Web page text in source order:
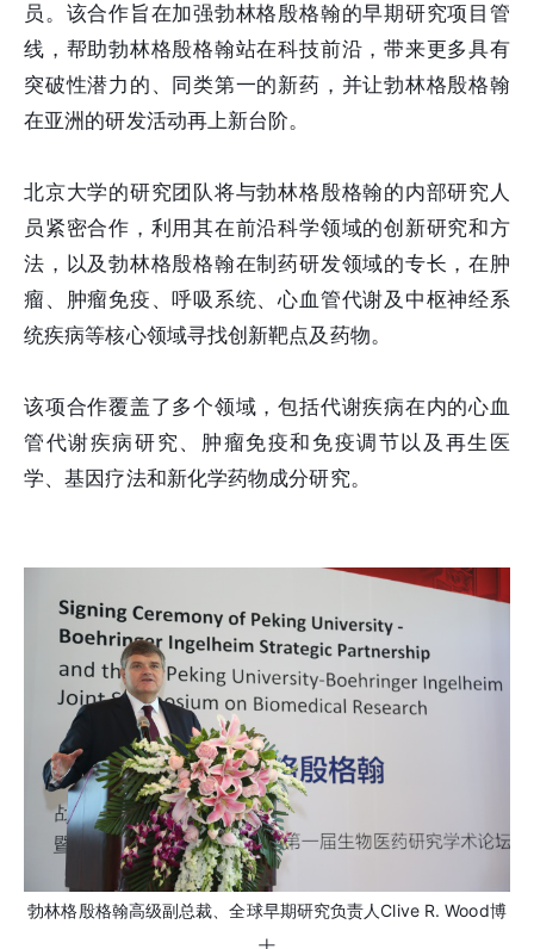
员。该合作旨在加强勃林格殷格翰的早期研究项目管
线，帮助勃林格殷格翰站在科技前沿，带来更多具有
突破性潜力的、同类第一的新药，并让勃林格殷格翰
在亚洲的研发活动再上新台阶。
北京大学的研究团队将与勃林格殷格翰的内部研究人
员紧密合作，利用其在前沿科学领域的创新研究和方
法，以及勃林格殷格翰在制药研发领域的专长，在肿
瘤、肿瘤免疫、呼吸系统、心血管代谢及中枢神经系
统疾病等核心领域寻找创新靶点及药物。
该项合作覆盖了多个领域，包括代谢疾病在内的心血
管代谢疾病研究、肿瘤免疫和免疫调节以及再生医
学、基因疗法和新化学药物成分研究。
勃林格殷格翰高级副总裁、全球早期研究负责人Clive R. Wood博